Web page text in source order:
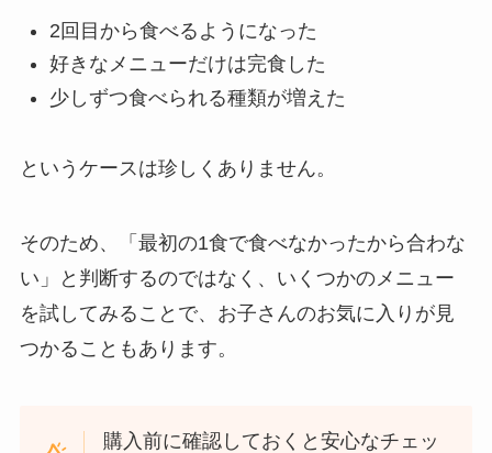
2回目から食べるようになった
好きなメニューだけは完食した
少しずつ食べられる種類が増えた
というケースは珍しくありません。
そのため、「最初の1食で食べなかったから合わな
い」と判断するのではなく、いくつかのメニュー
を試してみることで、お子さんのお気に入りが見
つかることもあります。
購入前に確認しておくと安心なチェッ